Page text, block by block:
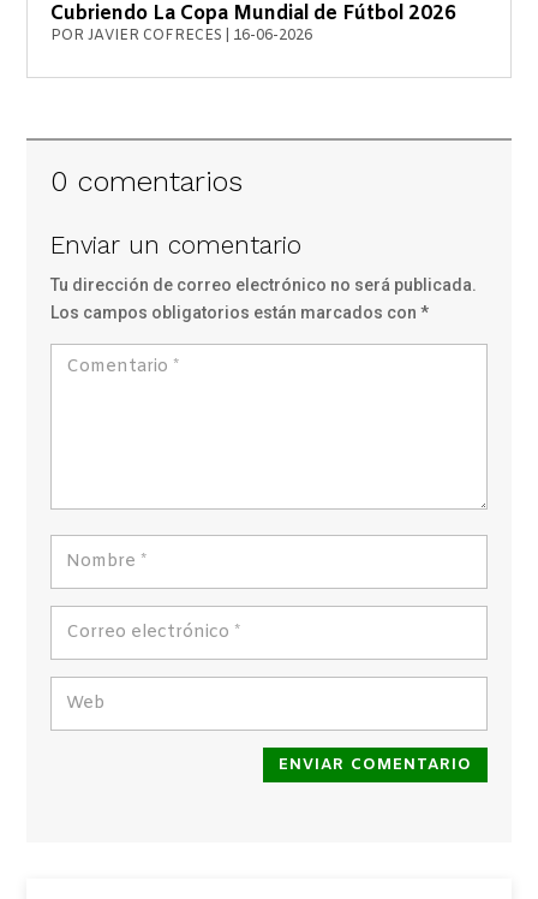
Cubriendo La Copa Mundial de Fútbol 2026
PORJAVIER COFRECES 16-06-2026
0 comentarios
Enviar un comentario
Tu dirección de correo electrónico no será publicada.
Los campos obligatorios están marcados con*
ENVIAR COMENTARIO